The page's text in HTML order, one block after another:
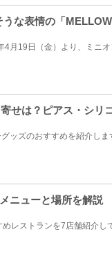
な表情の「
月19日（金）より、ミニオ
せは？ピアス・シリ
ッズのおすすめを紹介しま
ニューと場所を解説
レストランを7店舗紹介し